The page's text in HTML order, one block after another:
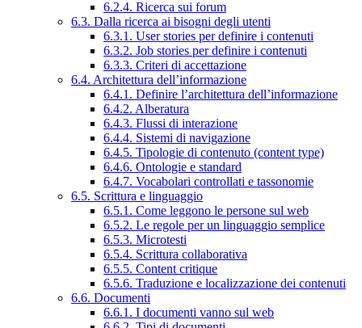
6.2.4. Ricerca sui forum
6.3. Dalla ricerca ai bisogni degli utenti
6.3.1. User stories per definire i contenuti
6.3.2. Job stories per definire i contenuti
6.3.3. Criteri di accettazione
6.4. Architettura dell’informazione
6.4.1. Definire l’architettura dell’informazione
6.4.2. Alberatura
6.4.3. Flussi di interazione
6.4.4. Sistemi di navigazione
6.4.5. Tipologie di contenuto (content type)
6.4.6. Ontologie e standard
6.4.7. Vocabolari controllati e tassonomie
6.5. Scrittura e linguaggio
6.5.1. Come leggono le persone sul web
6.5.2. Le regole per un linguaggio semplice
6.5.3. Microtesti
6.5.4. Scrittura collaborativa
6.5.5. Content critique
6.5.6. Traduzione e localizzazione dei contenuti
6.6. Documenti
6.6.1. I documenti vanno sul web